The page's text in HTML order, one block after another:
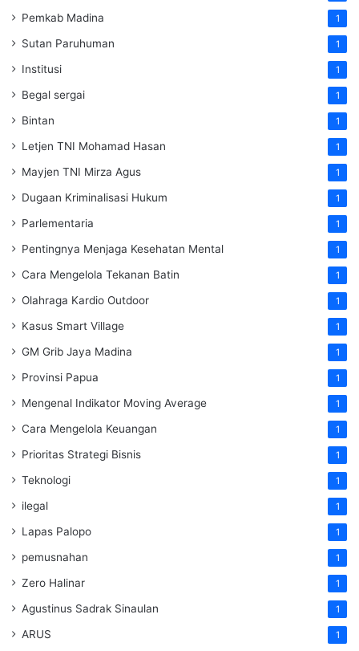
Pemkab Madina 1
Sutan Paruhuman 1
Institusi 1
Begal sergai 1
Bintan 1
Letjen TNI Mohamad Hasan 1
Mayjen TNI Mirza Agus 1
Dugaan Kriminalisasi Hukum 1
Parlementaria 1
Pentingnya Menjaga Kesehatan Mental 1
Cara Mengelola Tekanan Batin 1
Olahraga Kardio Outdoor 1
Kasus Smart Village 1
GM Grib Jaya Madina 1
Provinsi Papua 1
Mengenal Indikator Moving Average 1
Cara Mengelola Keuangan 1
Prioritas Strategi Bisnis 1
Teknologi 1
ilegal 1
Lapas Palopo 1
pemusnahan 1
Zero Halinar 1
Agustinus Sadrak Sinaulan 1
ARUS 1